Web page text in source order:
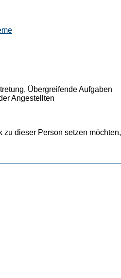
Übergreifende Aufgaben
Angestellten
dieser Person setzen